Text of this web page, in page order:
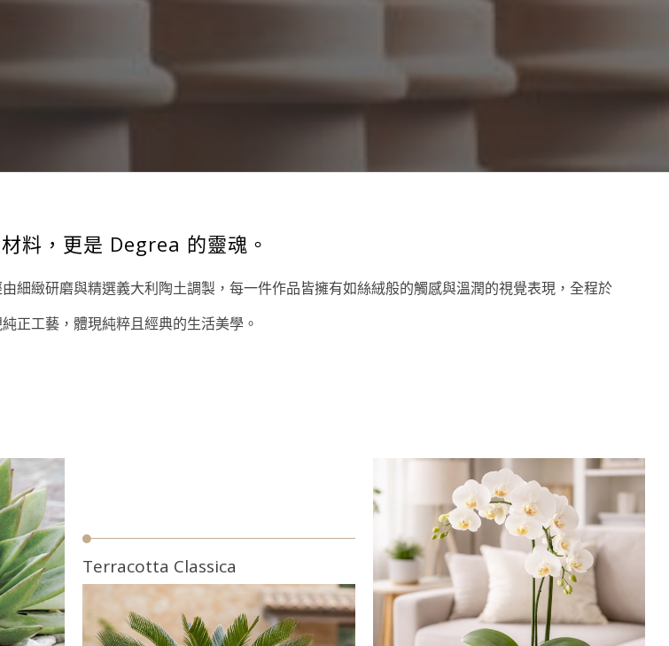
料，更是 Degrea 的靈魂。
細緻研磨與精選義大利陶土調製，每一件作品皆擁有如絲絨般的觸感與溫潤的視覺表現，全程於
正工藝，體現純粹且經典的生活美學。
Terracotta Classica